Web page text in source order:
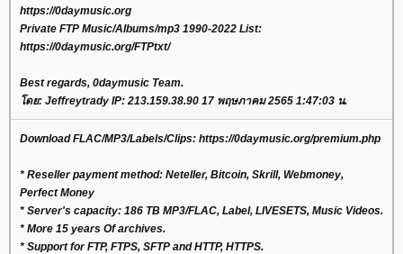
https://0daymusic.org
Private FTP Music/Albums/mp3 1990-2022 List:
https://0daymusic.org/FTPtxt/
Best regards, 0daymusic Team.
โดย: Jeffreytrady IP: 213.159.38.90 17 พฤษภาคม 2565 1:47:03 น.
Download FLAC/MP3/Labels/Clips: https://0daymusic.org/premium.php
* Reseller payment method: Neteller, Bitcoin, Skrill, Webmoney,
Perfect Money
* Server's capacity: 186 TB MP3/FLAC, Label, LIVESETS, Music Videos.
* More 15 years Of archives.
* Support for FTP, FTPS, SFTP and HTTP, HTTPS.